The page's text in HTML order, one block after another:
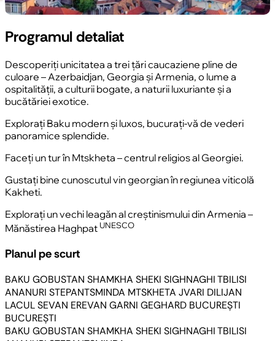
Programul detaliat
Descoperiți unicitatea a trei țări caucaziene pline de
culoare – Azerbaidjan, Georgia și Armenia, o lume a
ospitalității, a culturii bogate, a naturii luxuriante și a
bucătăriei exotice.
Explorați Baku modern și luxos, bucurați-vă de vederi
panoramice splendide.
Faceți un tur în Mtskheta – centrul religios al Georgiei.
Gustați bine cunoscutul vin georgian în regiunea viticolă
Kakheti.
Explorați un vechi leagăn al creștinismului din Armenia –
Mănăstirea Haghpat UNESCO
Planul pe scurt
BAKU GOBUSTAN SHAMKHA SHEKI SIGHNAGHITBILISI
ANANURI STEPANTSMINDA MTSKHETA JVARI DILIJAN
LACUL SEVAN EREVAN GARNI GEGHARD BUCUREȘTI
BUCUREȘTI
BAKU GOBUSTAN SHAMKHA SHEKI SIGHNAGHITBILISI